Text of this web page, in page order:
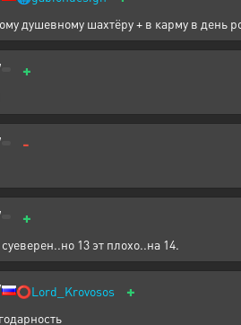
душевному шахтёру + в карму в день
+
-
+
13 эт плохо..на 14.
⭕Lord_Krovosos +